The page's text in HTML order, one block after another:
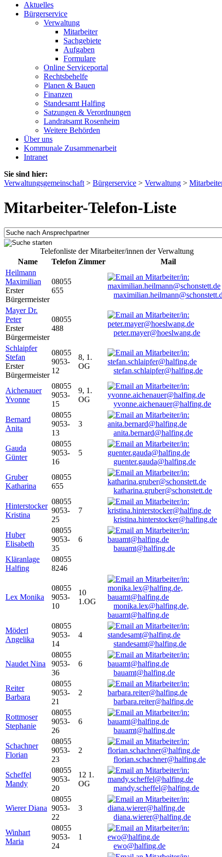
Aktuelles
Bürgerservice
Verwaltung
Mitarbeiter
Sachgebiete
Aufgaben
Formulare
Online Serviceportal
Rechtsbehelfe
Planen & Bauen
Finanzen
Standesamt Halfing
Satzungen & Verordnungen
Landratsamt Rosenheim
Weitere Behörden
Über uns
Kommunale Zusammenarbeit
Intranet
Sie sind hier:
Verwaltungsgemeinschaft > Bürgerservice > Verwaltung >
Mitarbeiter-Telefon-Liste
Telefonliste der Mitarbeiter/innen der Verwaltung
Name
Telefon Zimmer
Mail
Heilmann
Maximilian
Erster
Bürgermeister
08055
655
Mayer Dr.
Peter
Erster
Bürgermeister
08055
488
peter.mayer@hoeslwang.de
Schlaipfer
Stefan
Erster
Bürgermeister
08055
9053-
12
8, 1.
OG
stefan.schlaipfer@halfing.de
Aichenauer
Yvonne
08055
9053-
15
9, 1.
OG
yvonne.aichenauer@halfing.de
Bernard
Anita
08055
9053-
13
3
anita.bernard@halfing.de
Gauda
Günter
08055
9053-
16
5
guenter.gauda@halfing.de
Gruber
Katharina
08055
655
katharina.gruber@schonstett.de
Hinterstocker
Kristina
08055
9053-
25
7
kristina.hinterstocker@halfing.de
Huber
Elisabeth
08055
9053-
35
6
bauamt@halfing.de
Kläranlage
Halfing
08055
8246
Lex Monika
08055
9053-
10
10
1.OG
monika.lex@halfing.de,
bauamt@halfing.de
Möderl
Angelika
08055
9053-
14
4
standesamt@halfing.de
Naudet Nina
08055
9053-
36
6
bauamt@halfing.de
Reiter
Barbara
08055
9053-
21
2
barbara.reiter@halfing.de
Rottmoser
Stephanie
08055
9053-
26
6
bauamt@halfing.de
Schachner
Florian
08055
9053-
23
2
florian.schachner@halfing.de
Scheffel
Mandy
08055
9053-
20
12 1.
OG
mandy.scheffel@halfing.de
Wierer Diana
08055
9053-
22
3
diana.wierer@halfing.de
Winhart
Maria
08055
9053-
24
1
ewo@halfing.de